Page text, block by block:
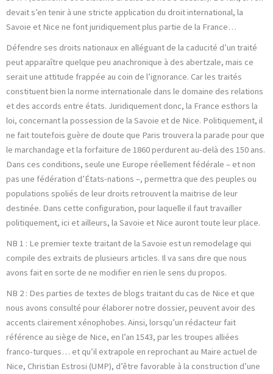
devait s’en tenir à une stricte application du droit international, la
Savoie et Nice ne font juridiquement plus partie de la France…
Défendre ses droits nationaux en alléguant de la caducité d’un traité
peut apparaître quelque peu anachronique à des abertzale, mais ce
serait une attitude frappée au coin de l’ignorance. Car les traités
constituent bien la norme internationale dans le domaine des relations
et des accords entre états. Juridiquement donc, la France esthors la
loi, concernant la possession de la Savoie et de Nice. Politiquement, il
ne fait toutefois guère de doute que Paris trouvera la parade pour que
le marchandage et la forfaiture de 1860 perdurent au-delà des 150 ans.
Dans ces conditions, seule une Europe réellement fédérale – et non
pas une fédération d’États-nations –, permettra que des peuples ou
populations spoliés de leur droits retrouvent la maitrise de leur
destinée. Dans cette configuration, pour laquelle il faut travailler
politiquement, ici et ailleurs, la Savoie et Nice auront toute leur place.
NB 1 : Le premier texte traitant de la Savoie est un remodelage qui
compile des extraits de plusieurs articles. Il va sans dire que nous
avons fait en sorte de ne modifier en rien le sens du propos.
NB 2 : Des parties de textes de blogs traitant du cas de Nice et que
nous avons consulté pour élaborer notre dossier, peuvent avoir des
accents clairement xénophobes. Ainsi, lorsqu’un rédacteur fait
référence au siège de Nice, en l’an 1543, par les troupes alliées
franco-turques… et qu’il extrapole en reprochant au Maire actuel de
Nice, Christian Estrosi (UMP), d’être favorable à la construction d’une